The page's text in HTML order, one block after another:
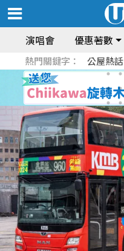
演唱會 優惠著數
熱門關鍵字： 公屋熱話